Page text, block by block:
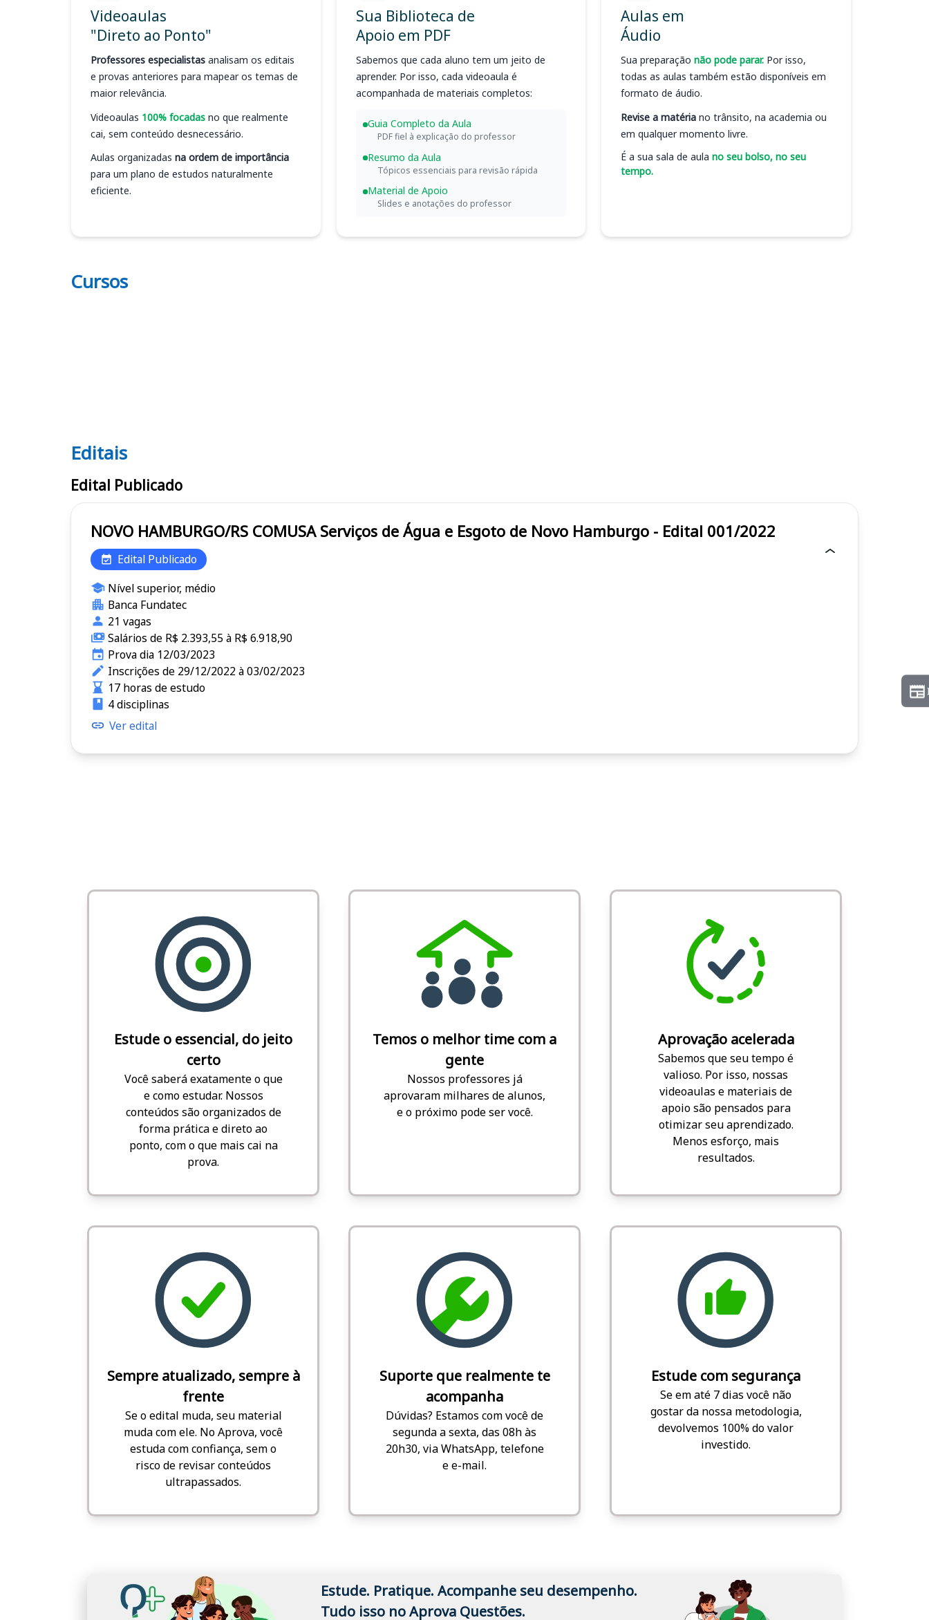
Videoaulas
"Direto ao Ponto"
Professores especialistas analisam os editais
e provas anteriores para mapear os temas de
maior relevância.
Videoaulas 100% focadas no que realmente
cai, sem conteúdo desnecessário.
Aulas organizadas na ordem de importância
para um plano de estudos naturalmente
eficiente.
Sua Biblioteca de
Apoio em PDF
Sabemos que cada aluno tem um jeito de
aprender. Por isso, cada videoaula é
acompanhada de materiais completos:
Guia Completo da Aula
PDF fiel à explicação do professor
Resumo da Aula
Tópicos essenciais para revisão rápida
Material de Apoio
Slides e anotações do professor
Aulas em
Áudio
Sua preparação não pode parar. Por isso,
todas as aulas também estão disponíveis em
formato de áudio.
Revise a matéria no trânsito, na academia ou
em qualquer momento livre.
É a sua sala de aula no seu bolso, no seu
tempo.
Cursos
Editais COMUSA
Editais
Edital Publicado
NOVO HAMBURGO/RS COMUSA Serviços de Água e Esgoto de Novo Hamburgo - Edital 001/2022
Edital Publicado
Nível superior, médio
Banca Fundatec
21 vagas
Salários de R$ 2.393,55 à R$ 6.918,90
Prova dia 12/03/2023
Inscrições de 29/12/2022 à 03/02/2023
17 horas de estudo
4 disciplinas
Ver edital
Estude o essencial, do jeito
certo
Você saberá exatamente o que
e como estudar. Nossos
conteúdos são organizados de
forma prática e direto ao
ponto, com o que mais cai na
prova.
Temos o melhor time com a
gente
Nossos professores já
aprovaram milhares de alunos,
e o próximo pode ser você.
Aprovação acelerada
Sabemos que seu tempo é
valioso. Por isso, nossas
videoaulas e materiais de
apoio são pensados para
otimizar seu aprendizado.
Menos esforço, mais
resultados.
Sempre atualizado, sempre à
frente
Se o edital muda, seu material
muda com ele. No Aprova, você
estuda com confiança, sem o
risco de revisar conteúdos
ultrapassados.
Suporte que realmente te
acompanha
Dúvidas? Estamos com você de
segunda a sexta, das 08h às
20h30, via WhatsApp, telefone
e e-mail.
Estude com segurança
Se em até 7 dias você não
gostar da nossa metodologia,
devolvemos 100% do valor
investido.
Estude. Pratique. Acompanhe seu desempenho.
Tudo isso no Aprova Questões.